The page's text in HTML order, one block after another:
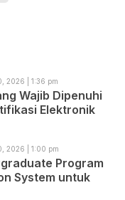
2026 | 1:36 pm
Wajib Dipenuhi
Elektronik
2026 | 1:00 pm
Program
System untuk